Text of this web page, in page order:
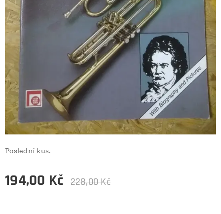
Poslední kus.
194,00 Kč 228,00Kč